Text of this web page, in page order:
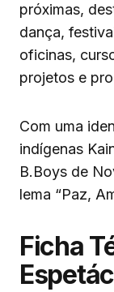
próximas,
dança,
oficinas,
projetos e
Com uma
indígenas
B.Boys de
lema “Paz,
Ficha